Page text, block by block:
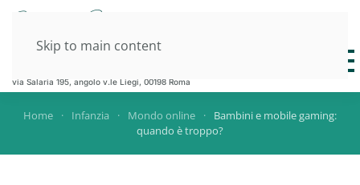
Skip to main content
DOTT.SSA L.RINELLA
via Salaria 195, angolo v.le Liegi, 00198 Roma
Home Infanzia Mondo online
Bambini e mobile gaming:
quando è troppo?